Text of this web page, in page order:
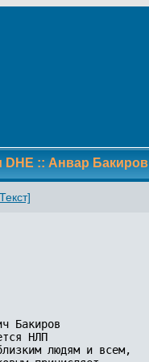
DHE :: Анвар Бакиров
Бакиров
НЛП
людям и всем,